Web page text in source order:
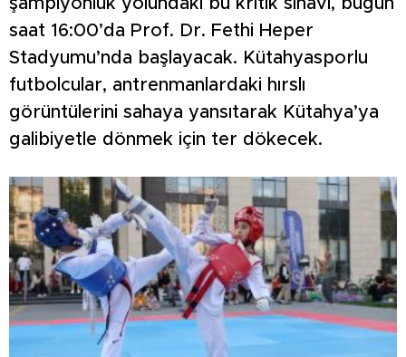
şampiyonluk yolundaki bu kritik sınavı, bugün
saat 16:00’da Prof. Dr. Fethi Heper
Stadyumu’nda başlayacak. Kütahyasporlu
futbolcular, antrenmanlardaki hırslı
görüntülerini sahaya yansıtarak Kütahya’ya
galibiyetle dönmek için ter dökecek.